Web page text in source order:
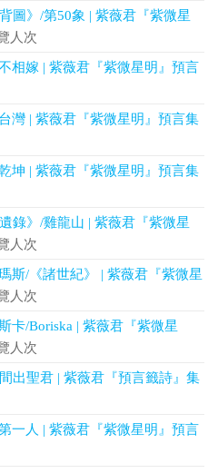
圖》/第50象 | 紫薇君『紫微星
人次
相嫁 | 紫薇君『紫微星明』預言
灣 | 紫薇君『紫微星明』預言集
坤 | 紫薇君『紫微星明』預言集
錄》/雞龍山 | 紫薇君『紫微星
人次
斯/《諸世紀》 | 紫薇君『紫微星
人次
卡/Boriska | 紫薇君『紫微星
人次
出聖君 | 紫薇君『預言籤詩』集
一人 | 紫薇君『紫微星明』預言